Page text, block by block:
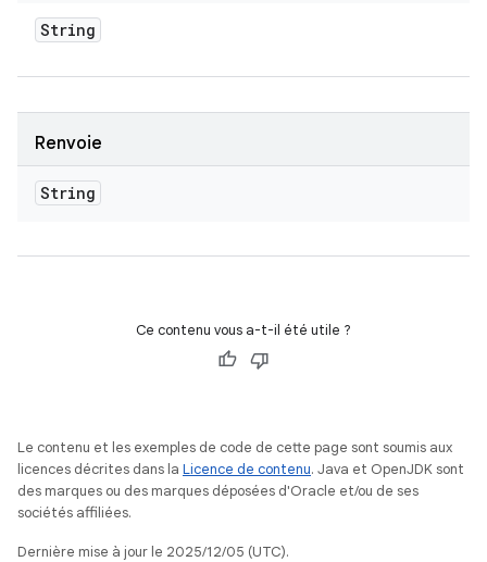
String
Renvoie
String
Ce contenu vous a-t-il été utile ?
Le contenu et les exemples de code de cette page sont soumis aux
licences décrites dans la Licence de contenu. Java et OpenJDK sont
des marques ou des marques déposées d'Oracle et/ou de ses
sociétés affiliées.
Dernière mise à jour le 2025/12/05 (UTC).